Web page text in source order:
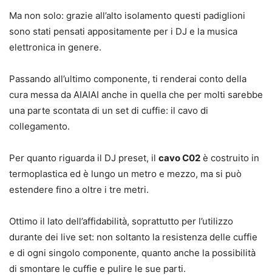
Ma non solo: grazie all’alto isolamento questi padiglioni
sono stati pensati appositamente per i DJ e la musica
elettronica in genere.
Passando all’ultimo componente, ti renderai conto della
cura messa da AIAIAI anche in quella che per molti sarebbe
una parte scontata di un set di cuffie: il cavo di
collegamento.
Per quanto riguarda il DJ preset, il cavo C02 è costruito in
termoplastica ed è lungo un metro e mezzo, ma si può
estendere fino a oltre i tre metri.
Ottimo il lato dell’affidabilità, soprattutto per l’utilizzo
durante dei live set: non soltanto la resistenza delle cuffie
e di ogni singolo componente, quanto anche la possibilità
di smontare le cuffie e pulire le sue parti.